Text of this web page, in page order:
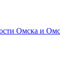
Омска и